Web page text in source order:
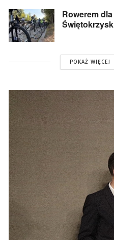
Rowerem
POKAŻ WIĘCEJ